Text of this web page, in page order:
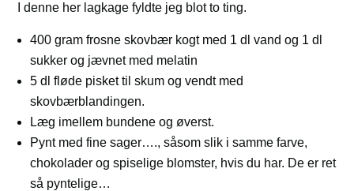
I denne her lagkage fyldte jeg blot to ting.
400 gram frosne skovbær kogt med 1 dl vand og 1 dl
sukker og jævnet med melatin
5 dl fløde pisket til skum og vendt med
skovbærblandingen.
Læg imellem bundene og øverst.
Pynt med fine sager…., såsom slik i samme farve,
chokolader og spiselige blomster, hvis du har. De er ret
så pyntelige…